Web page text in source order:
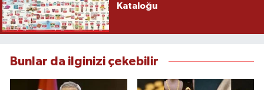
Kataloğu
Bunlar da ilginizi çekebilir